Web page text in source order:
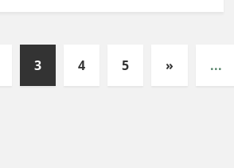
3 4 5 »
...